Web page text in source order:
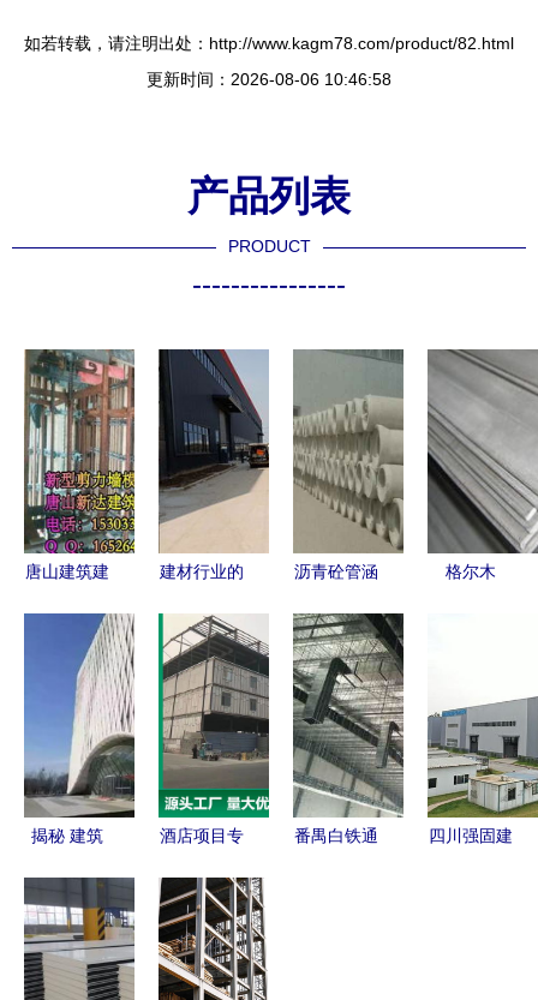
如若转载，请注明出处：http://www.kagm78.com/product/82.html
更新时间：2026-08-06 10:46:58
产品列表
PRODUCT
----------------
唐山建筑建
产业优势与
区域发展新
动力
建材行业的
——建筑材
料的角色再
认识
沥青砼管涵
建筑材料创
新应用解析
格尔木
的坚固之选
揭秘 建筑
此偏爱铝单
板建筑建材
酒店项目专
板轻质隔墙
板价格及安
装指南
番禺白铁通
四川强固建